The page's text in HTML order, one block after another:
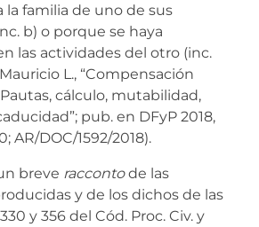
la familia de uno de sus
b) o porque se haya
las actividades del otro (inc.
L., “Compensación
cálculo, mutabilidad,
pub. en DFyP 2018,
AR/DOC/1592/2018).
breve raccontode las
y de los dichos de las
y 356 del Cód. Proc. Civ. y